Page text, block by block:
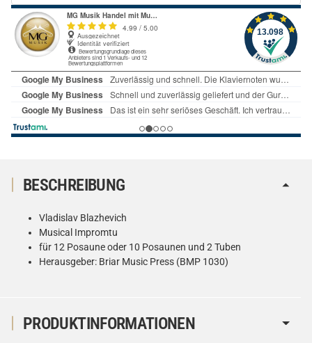
PRODUKTINFORMATIONEN
BESCHREIBUNG
Vladislav Blazhevich
Musical Impromtu
für 12 Posaune oder 10 Posaunen und 2 Tuben
Herausgeber: Briar Music Press (BMP 1030)